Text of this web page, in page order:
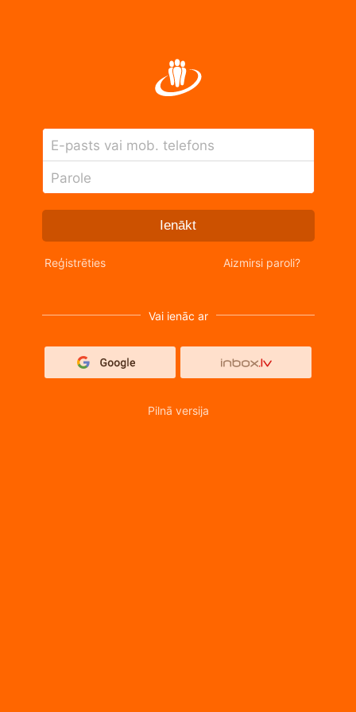
E-pasts vai mob. telefons
Parole
Ienākt
Reģistrēties Aizmirsi paroli?
Vai ienāc ar
Pilnā versija